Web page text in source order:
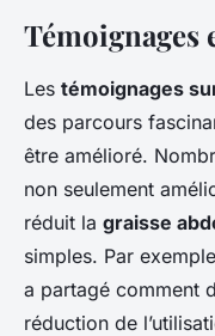
Témoignages
Les témoignages
des parcours
être amélioré.
non seulement
réduit la graisse
simples. Par
a partagé comment
réduction de